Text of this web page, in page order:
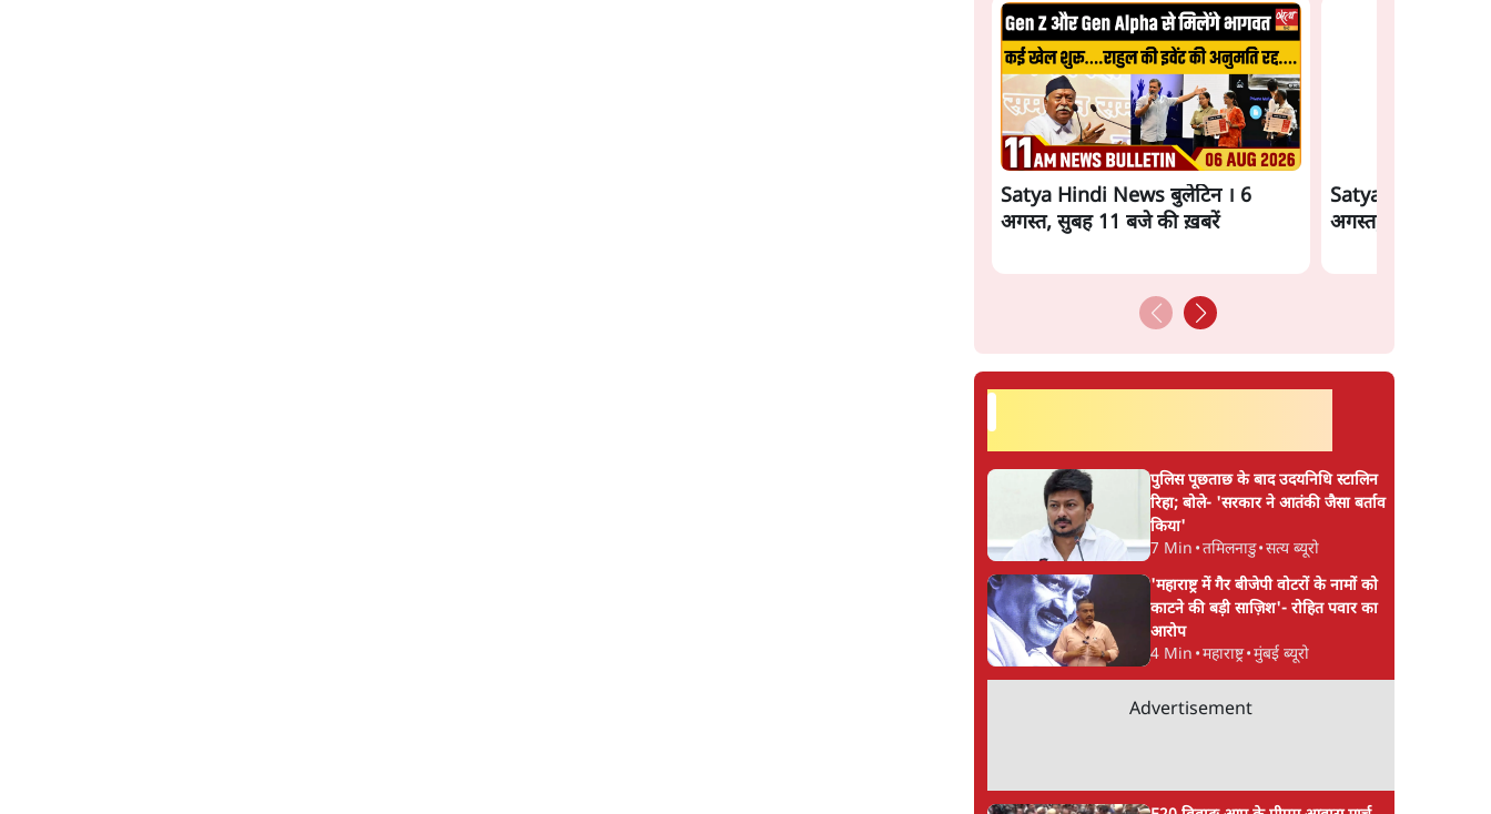
Satya Hindi News बुलेटिन । 6
अगस्त, सुबह 11 बजे की ख़बरें
Satya Hindi
अगस्त, सुबह 9 बजे
सर्वाधिक पढ़ी गयी खबरें
पुलिस पूछताछ के बाद उदयनिधि स्टालिन
रिहा; बोले- 'सरकार ने आतंकी जैसा बर्ताव
किया'
7 Min •तमिलनाडु•सत्य ब्यूरो
'महाराष्ट्र में गैर बीजेपी वोटरों के नामों को
काटने की बड़ी साज़िश'- रोहित पवार का
आरोप
4 Min •महाराष्ट्र•मुंबई ब्यूरो
Advertisement